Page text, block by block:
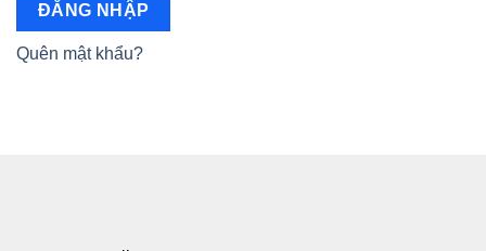
ĐĂNG NHẬP
Quên mật khẩu?